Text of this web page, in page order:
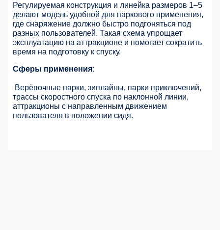
Регулируемая конструкция и линейка размеров 1–5
делают модель удобной для паркового применения,
где снаряжение должно быстро подгоняться под
разных пользователей. Такая схема упрощает
эксплуатацию на аттракционе и помогает сократить
время на подготовку к спуску.
Сферы применения:
Верёвочные парки, зиплайны, парки приключений,
трассы скоростного спуска по наклонной линии,
аттракционы с направленным движением
пользователя в положении сидя.